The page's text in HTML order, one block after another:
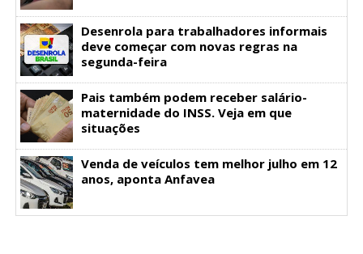
Desenrola para trabalhadores informais
deve começar com novas regras na
segunda-feira
Pais também podem receber salário-
maternidade do INSS. Veja em que
situações
Venda de veículos tem melhor julho em 12
anos, aponta Anfavea